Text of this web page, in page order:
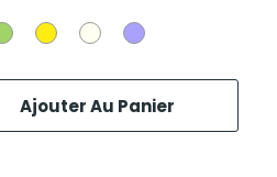
Vert JauneLin Violet
Ajouter Au Panier